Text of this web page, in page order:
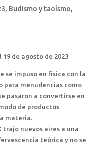
, Budismo y taoísmo,
19 de agosto de 2023
se impuso en física con la
para menudencias como
pasaron a convertirse en
de productos
materia.
nuevos aires a una
teórica y no se